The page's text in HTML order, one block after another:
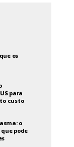
os
para
custo
o
pode